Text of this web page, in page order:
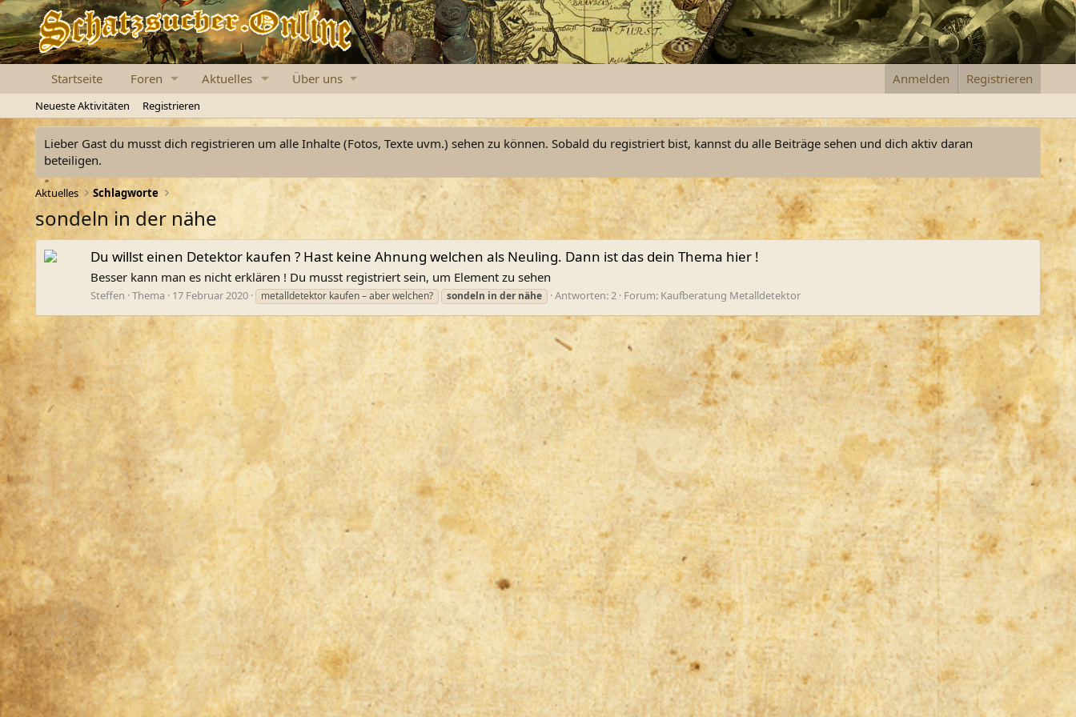
Startseite Foren Aktuelles Über uns Anmelden Registrieren
Neueste Aktivitäten Registrieren
Lieber Gast du musst dich registrieren um alle Inhalte (Fotos, Texte uvm.) sehen zu können. Sobald du registriert bist, kannst du alle Beiträge sehen und dich aktiv daran
beteiligen.
Aktuelles Schlagworte
sondeln in der nähe
Du willst einen Detektor kaufen ? Hast keine Ahnung welchen als Neuling. Dann ist das dein Thema hier !
Besser kann man es nicht erklären ! Du musst registriert sein, um Element zu sehen
Steffen Thema 17 Februar 2020 metalldetektor kaufen – aber welchen? sondeln in der nähe Antworten: 2 Forum: Kaufberatung Metalldetektor